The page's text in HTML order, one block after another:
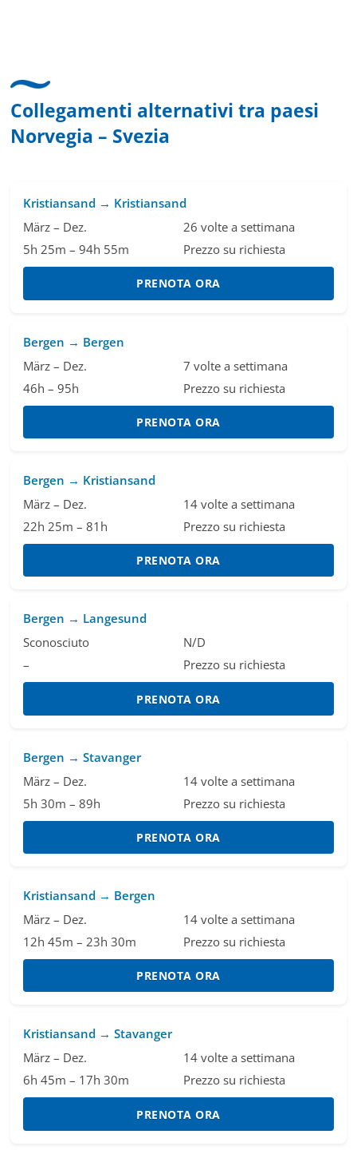
Collegamenti alternativi tra paesi
Norvegia – Svezia
Kristiansand → Kristiansand
März – Dez.
26 volte a settimana
5h 25m – 94h 55m
Prezzo su richiesta
PRENOTA ORA
Bergen → Bergen
März – Dez.
7 volte a settimana
46h – 95h
Prezzo su richiesta
PRENOTA ORA
Bergen → Kristiansand
März – Dez.
14 volte a settimana
22h 25m – 81h
Prezzo su richiesta
PRENOTA ORA
Bergen → Langesund
Sconosciuto
N/D
–
Prezzo su richiesta
PRENOTA ORA
Bergen → Stavanger
März – Dez.
14 volte a settimana
5h 30m – 89h
Prezzo su richiesta
PRENOTA ORA
Kristiansand → Bergen
März – Dez.
14 volte a settimana
12h 45m – 23h 30m
Prezzo su richiesta
PRENOTA ORA
Kristiansand → Stavanger
März – Dez.
14 volte a settimana
6h 45m – 17h 30m
Prezzo su richiesta
PRENOTA ORA